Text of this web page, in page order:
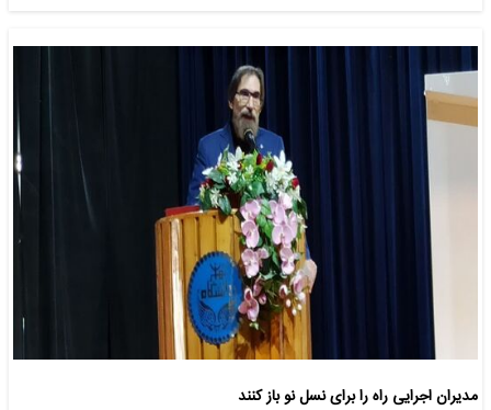
مدیران اجرایی راه را برای نسل نو باز کنند